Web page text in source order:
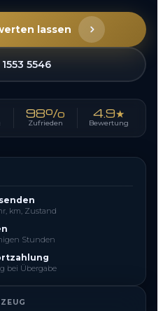
lassen
5546
98%
Zufrieden
4.9★
Bewertung
km, Zustand
Stunden
bei Übergabe